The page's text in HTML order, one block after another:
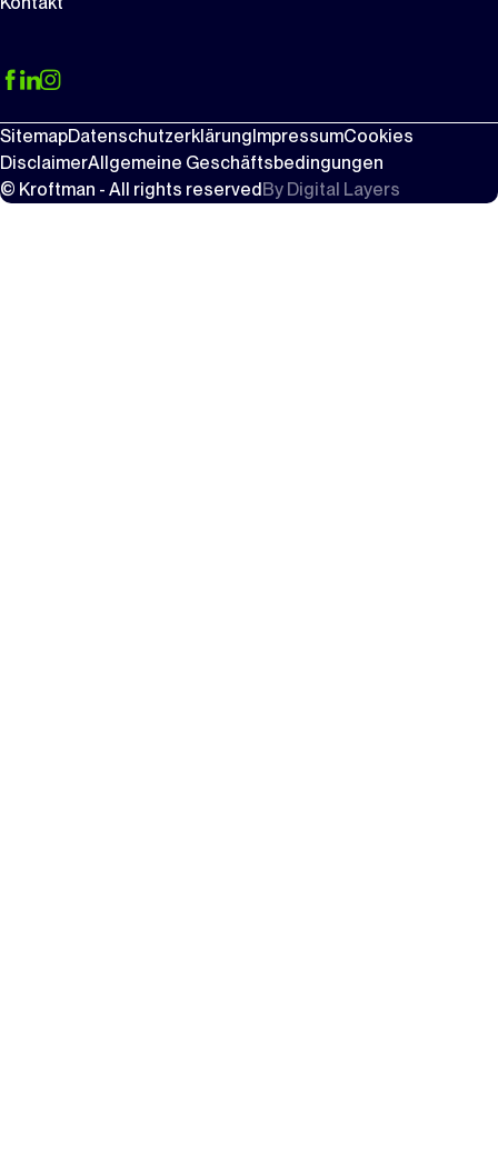
SitemapDatenschutzerklärungImpressumCookies
DisclaimerAllgemeine Geschäftsbedingungen
© Kroftman - All rights reservedBy Digital Layers